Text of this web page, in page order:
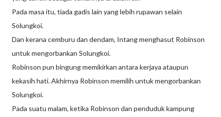
Pada masa itu, tiada gadis lain yang lebih rupawan selain
Solungkoi.
Dan kerana cemburu dan dendam, Intang menghasut Robinson
untuk mengorbankan Solungkoi.
Robinson pun bingung memikirkan antara kerjaya ataupun
kekasih hati. Akhirnya Robinson memilih untuk mengorbankan
Solungkoi.
Pada suatu malam, ketika Robinson dan penduduk kampung